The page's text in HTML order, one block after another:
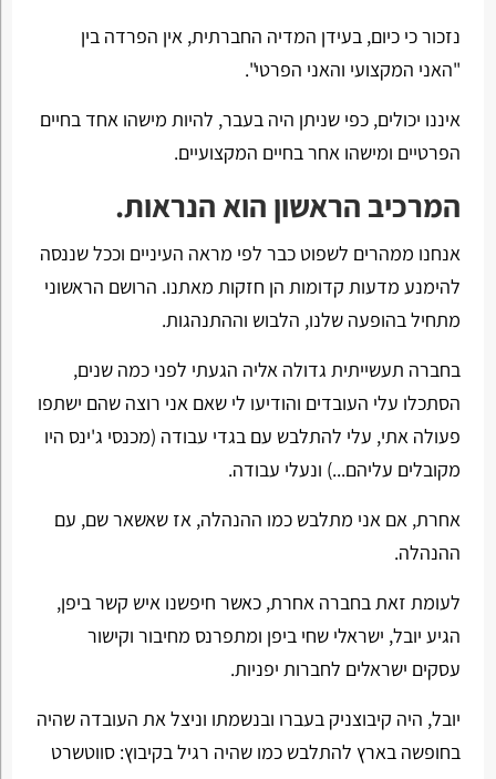
נזכור כי כיום, בעידן המדיה החברתית, אין הפרדה בין
"האני המקצועי והאני הפרטי".
איננו יכולים, כפי שניתן היה בעבר, להיות מישהו אחד בחיים
הפרטיים ומישהו אחר בחיים המקצועיים.
המרכיב הראשון הוא הנראות.
אנחנו ממהרים לשפוט כבר לפי מראה העיניים וככל שננסה
להימנע מדעות קדומות הן חזקות מאתנו. הרושם הראשוני
מתחיל בהופעה שלנו, הלבוש וההתנהגות.
בחברה תעשייתית גדולה אליה הגעתי לפני כמה שנים,
הסתכלו עלי העובדים והודיעו לי שאם אני רוצה שהם ישתפו
פעולה אתי, עלי להתלבש עם בגדי עבודה (מכנסי ג'ינס היו
מקובלים עליהם...) ונעלי עבודה.
אחרת, אם אני מתלבש כמו ההנהלה, אז שאשאר שם, עם
ההנהלה.
לעומת זאת בחברה אחרת, כאשר חיפשנו איש קשר ביפן,
הגיע יובל, ישראלי שחי ביפן ומתפרנס מחיבור וקישור
עסקים ישראלים לחברות יפניות.
יובל, היה קיבוצניק בעברו ובנשמתו וניצל את העובדה שהיה
בחופשה בארץ להתלבש כמו שהיה רגיל בקיבוץ: סווטשרט